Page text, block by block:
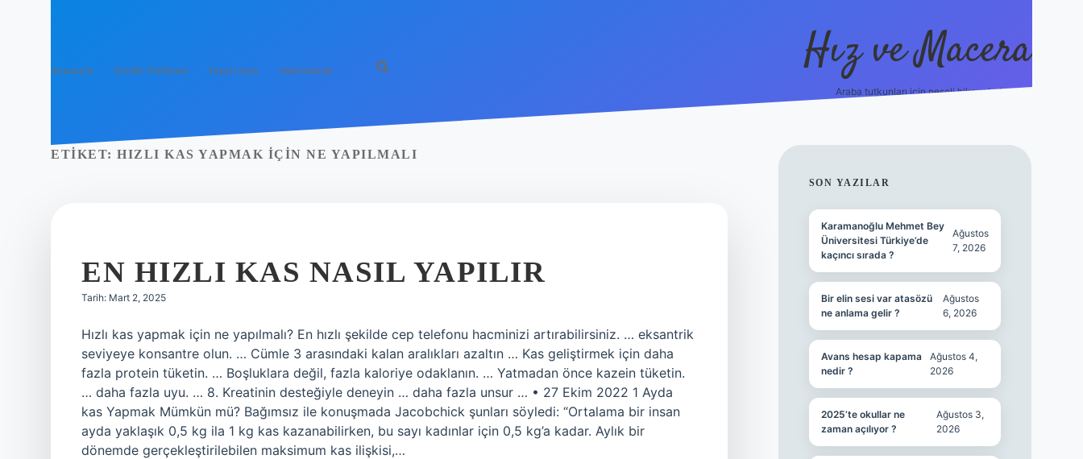
Anasayfa Gizlilik Politikası Yasal Uyarı Hakkımızda Hız ve Macera
Araba tutkunları için neşeli hikayeler!
ETIKET: HIZLI KAS YAPMAK IÇIN NE YAPILMALI
EN HIZLI KAS NASIL YAPILIR
Tarih: Mart 2, 2025
Hızlı kas yapmak için ne yapılmalı? En hızlı şekilde cep telefonu hacminizi artırabilirsiniz. … eksantrik
seviyeye konsantre olun. … Cümle 3 arasındaki kalan aralıkları azaltın … Kas geliştirmek için daha
fazla protein tüketin. … Boşluklara değil, fazla kaloriye odaklanın. … Yatmadan önce kazein tüketin.
… daha fazla uyu. … 8. Kreatinin desteğiyle deneyin … daha fazla unsur … • 27 Ekim 2022 1 Ayda
kas Yapmak Mümkün mü? Bağımsız ile konuşmada Jacobchick şunları söyledi: “Ortalama bir insan
ayda yaklaşık 0,5 kg ila 1 kg kas kazanabilirken, bu sayı kadınlar için 0,5 kg’a kadar. Aylık bir
dönemde gerçekleştirilebilen maksimum kas ilişkisi,…
SIDEBAR
SON YAZILAR
Karamanoğlu Mehmet Bey
Üniversitesi Türkiye’de
kaçıncı sırada ?
Ağustos
7, 2026
Bir elin sesi var atasözü
ne anlama gelir ?
Ağustos
6, 2026
Avans hesap kapama
nedir ?
Ağustos 4,
2026
2025’te okullar ne
zaman açılıyor ?
Ağustos 3,
2026
tulipbet.online